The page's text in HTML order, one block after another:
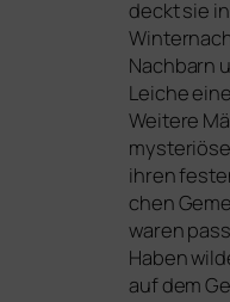
deckt sie
Nachbarn
Leiche
Weitere
ihren
chen
waren
Haben
auf dem